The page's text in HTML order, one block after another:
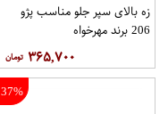
زه بالای سپر جلو مناسب پژو
206 برند مهرخواه
۳۶۵,۷۰۰
37%